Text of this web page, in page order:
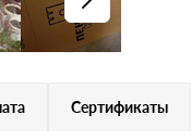
Сертификаты